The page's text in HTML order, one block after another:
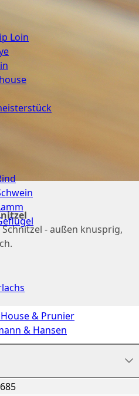
Loin
& Prunier
& Hansen
- außen knusprig,